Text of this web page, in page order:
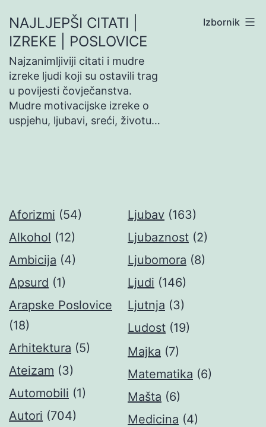
na
sadržaj
NAJLJEPŠI CITATI |
IZREKE | POSLOVICE
Najzanimljiviji citati i mudre
izreke ljudi koji su ostavili trag
u povijesti čovječanstva.
Mudre motivacijske izreke o
uspjehu, ljubavi, sreći, životu…
Izbornik
Aforizmi (54)
Alkohol (12)
Ambicija (4)
Apsurd (1)
Arapske Poslovice
(18)
Arhitektura (5)
Ateizam (3)
Automobili (1)
Autori (704)
Ljubav (163)
Ljubaznost (2)
Ljubomora (8)
Ljudi (146)
Ljutnja (3)
Ludost (19)
Majka (7)
Matematika (6)
Mašta (6)
Medicina (4)